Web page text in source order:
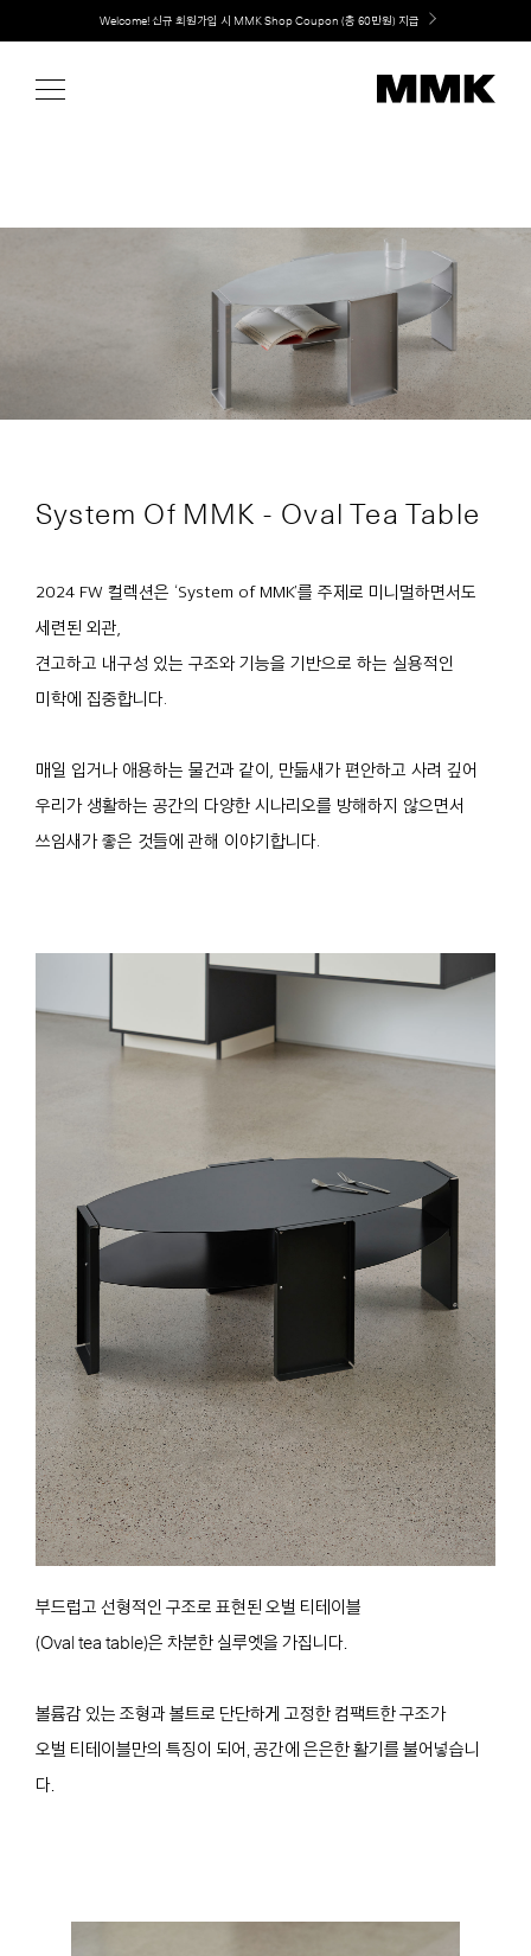
content
취향대로 완성하는 커스텀 아일랜드 키친, MMK The Island 출시
System Of MMK - Oval Tea Table
2024 FW 컬렉션은 ‘System of MMK’를 주제로 미니멀하면서도
세련된 외관,
견고하고 내구성 있는 구조와 기능을 기반으로 하는 실용적인
미학에 집중합니다.
매일 입거나 애용하는 물건과 같이, 만듦새가 편안하고 사려 깊어
우리가 생활하는 공간의 다양한 시나리오를 방해하지 않으면서
쓰임새가 좋은 것들에 관해 이야기합니다.
부드럽고 선형적인 구조로 표현된 오벌 티테이블
(Oval tea table)은 차분한 실루엣을 가집니다.
볼륨감 있는 조형과 볼트로 단단하게 고정한 컴팩트한 구조가
오벌 티테이블만의 특징이 되어, 공간에 은은한 활기를 불어넣습니
다.